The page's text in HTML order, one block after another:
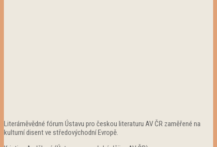
Literárněvědné fórum Ústavu pro českou literaturu AV ČR zaměřené na
kulturní disent ve středovýchodní Evropě.